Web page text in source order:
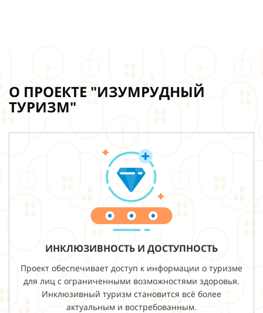
О ПРОЕКТЕ "ИЗУМРУДНЫЙ
ТУРИЗМ"
ИНКЛЮЗИВНОСТЬ И ДОСТУПНОСТЬ
Проект обеспечивает доступ к информации о туризме
для лиц с ограниченными возможностями здоровья.
Инклюзивный туризм становится всё более
актуальным и востребованным.